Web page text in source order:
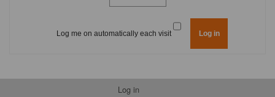
Log me on automatically each visit
Log in